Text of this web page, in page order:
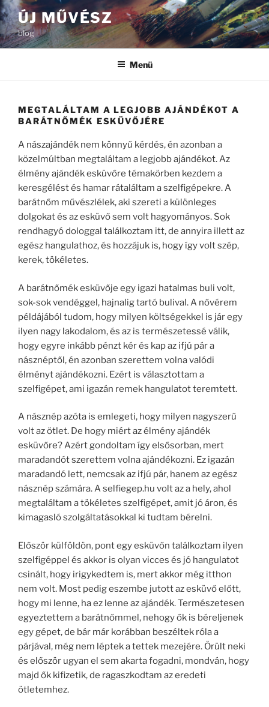
Tartalomhoz
ÚJ MŰVÉSZ
blog
Menü
MEGTALÁLTAM A LEGJOBB AJÁNDÉKOT A
BARÁTNŐMÉK ESKÜVŐJÉRE
A nászajándék nem könnyű kérdés, én azonban a
közelmúltban megtaláltam a legjobb ajándékot. Az
élmény ajándék esküvőre témakörben kezdem a
keresgélést és hamar rátaláltam a szelfigépekre. A
barátnőm művészlélek, aki szereti a különleges
dolgokat és az esküvő sem volt hagyományos. Sok
rendhagyó dologgal találkoztam itt, de annyira illett az
egész hangulathoz, és hozzájuk is, hogy így volt szép,
kerek, tökéletes.
A barátnőmék esküvője egy igazi hatalmas buli volt,
sok-sok vendéggel, hajnalig tartó bulival. A nővérem
példájából tudom, hogy milyen költségekkel is jár egy
ilyen nagy lakodalom, és az is természetessé válik,
hogy egyre inkább pénzt kér és kap az ifjú pár a
násznéptől, én azonban szerettem volna valódi
élményt ajándékozni. Ezért is választottam a
szelfigépet, ami igazán remek hangulatot teremtett.
A násznép azóta is emlegeti, hogy milyen nagyszerű
volt az ötlet. De hogy miért az élmény ajándék
esküvőre? Azért gondoltam így elsősorban, mert
maradandót szerettem volna ajándékozni. Ez igazán
maradandó lett, nemcsak az ifjú pár, hanem az egész
násznép számára. A selfiegep.hu volt az a hely, ahol
megtaláltam a tökéletes szelfigépet, amit jó áron, és
kimagasló szolgáltatásokkal ki tudtam bérelni.
Először külföldön, pont egy esküvőn találkoztam ilyen
szelfigéppel és akkor is olyan vicces és jó hangulatot
csinált, hogy irigykedtem is, mert akkor még itthon
nem volt. Most pedig eszembe jutott az esküvő előtt,
hogy mi lenne, ha ez lenne az ajándék. Természetesen
egyeztettem a barátnőmmel, nehogy ők is béreljenek
egy gépet, de bár már korábban beszéltek róla a
párjával, még nem léptek a tettek mezejére. Örült neki
és először ugyan el sem akarta fogadni, mondván, hogy
majd ők kifizetik, de ragaszkodtam az eredeti
ötletemhez.